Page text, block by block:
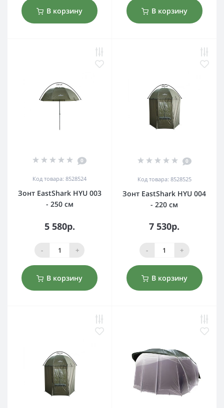
В корзину В корзину
0
Код товара: 8528524
Зонт EastShark HYU 003
- 250 см
5 580р.
- +
В корзину
0
Код товара: 8528525
Зонт EastShark HYU 004
- 220 см
7 530р.
- +
В корзину